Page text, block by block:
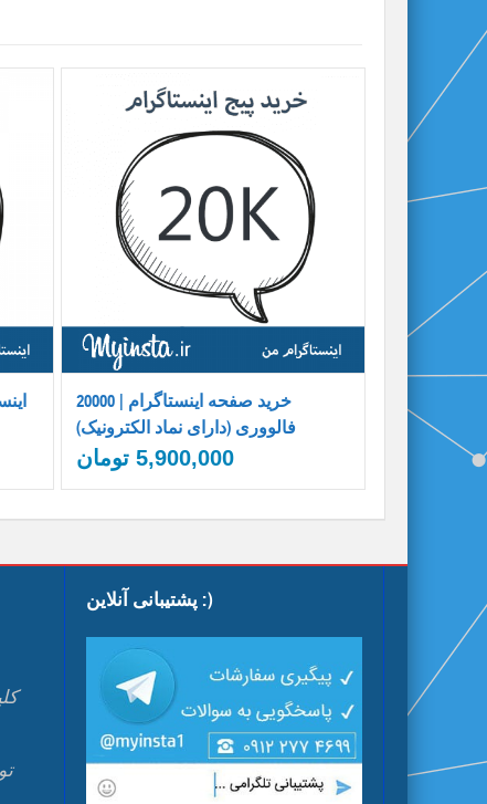
خرید صفحه اینستاگرام | 20000
فالووری (دارای نماد الکترونیک)
5,900,000 تومان
پشتیبانی آنلاین :)